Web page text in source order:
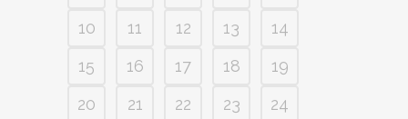
10
11 12 13
14
15
16 17 18
19
20
21 22 23
24